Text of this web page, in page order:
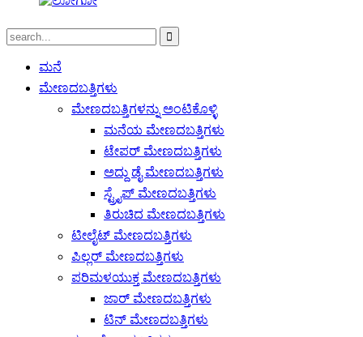
ಮನೆ
ಮೇಣದಬತ್ತಿಗಳು
ಮೇಣದಬತ್ತಿಗಳನ್ನು ಅಂಟಿಕೊಳ್ಳಿ
ಮನೆಯ ಮೇಣದಬತ್ತಿಗಳು
ಟೇಪರ್ ಮೇಣದಬತ್ತಿಗಳು
ಅದ್ದು ಡೈ ಮೇಣದಬತ್ತಿಗಳು
ಸ್ಟ್ರೈಪ್ ಮೇಣದಬತ್ತಿಗಳು
ತಿರುಚಿದ ಮೇಣದಬತ್ತಿಗಳು
ಟೀಲೈಟ್ ಮೇಣದಬತ್ತಿಗಳು
ಪಿಲ್ಲರ್ ಮೇಣದಬತ್ತಿಗಳು
ಪರಿಮಳಯುಕ್ತ ಮೇಣದಬತ್ತಿಗಳು
ಜಾರ್ ಮೇಣದಬತ್ತಿಗಳು
ಟಿನ್ ಮೇಣದಬತ್ತಿಗಳು